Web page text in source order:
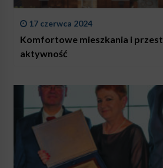
17 czerwca 2024
Komfortowe mieszkania i
aktywność